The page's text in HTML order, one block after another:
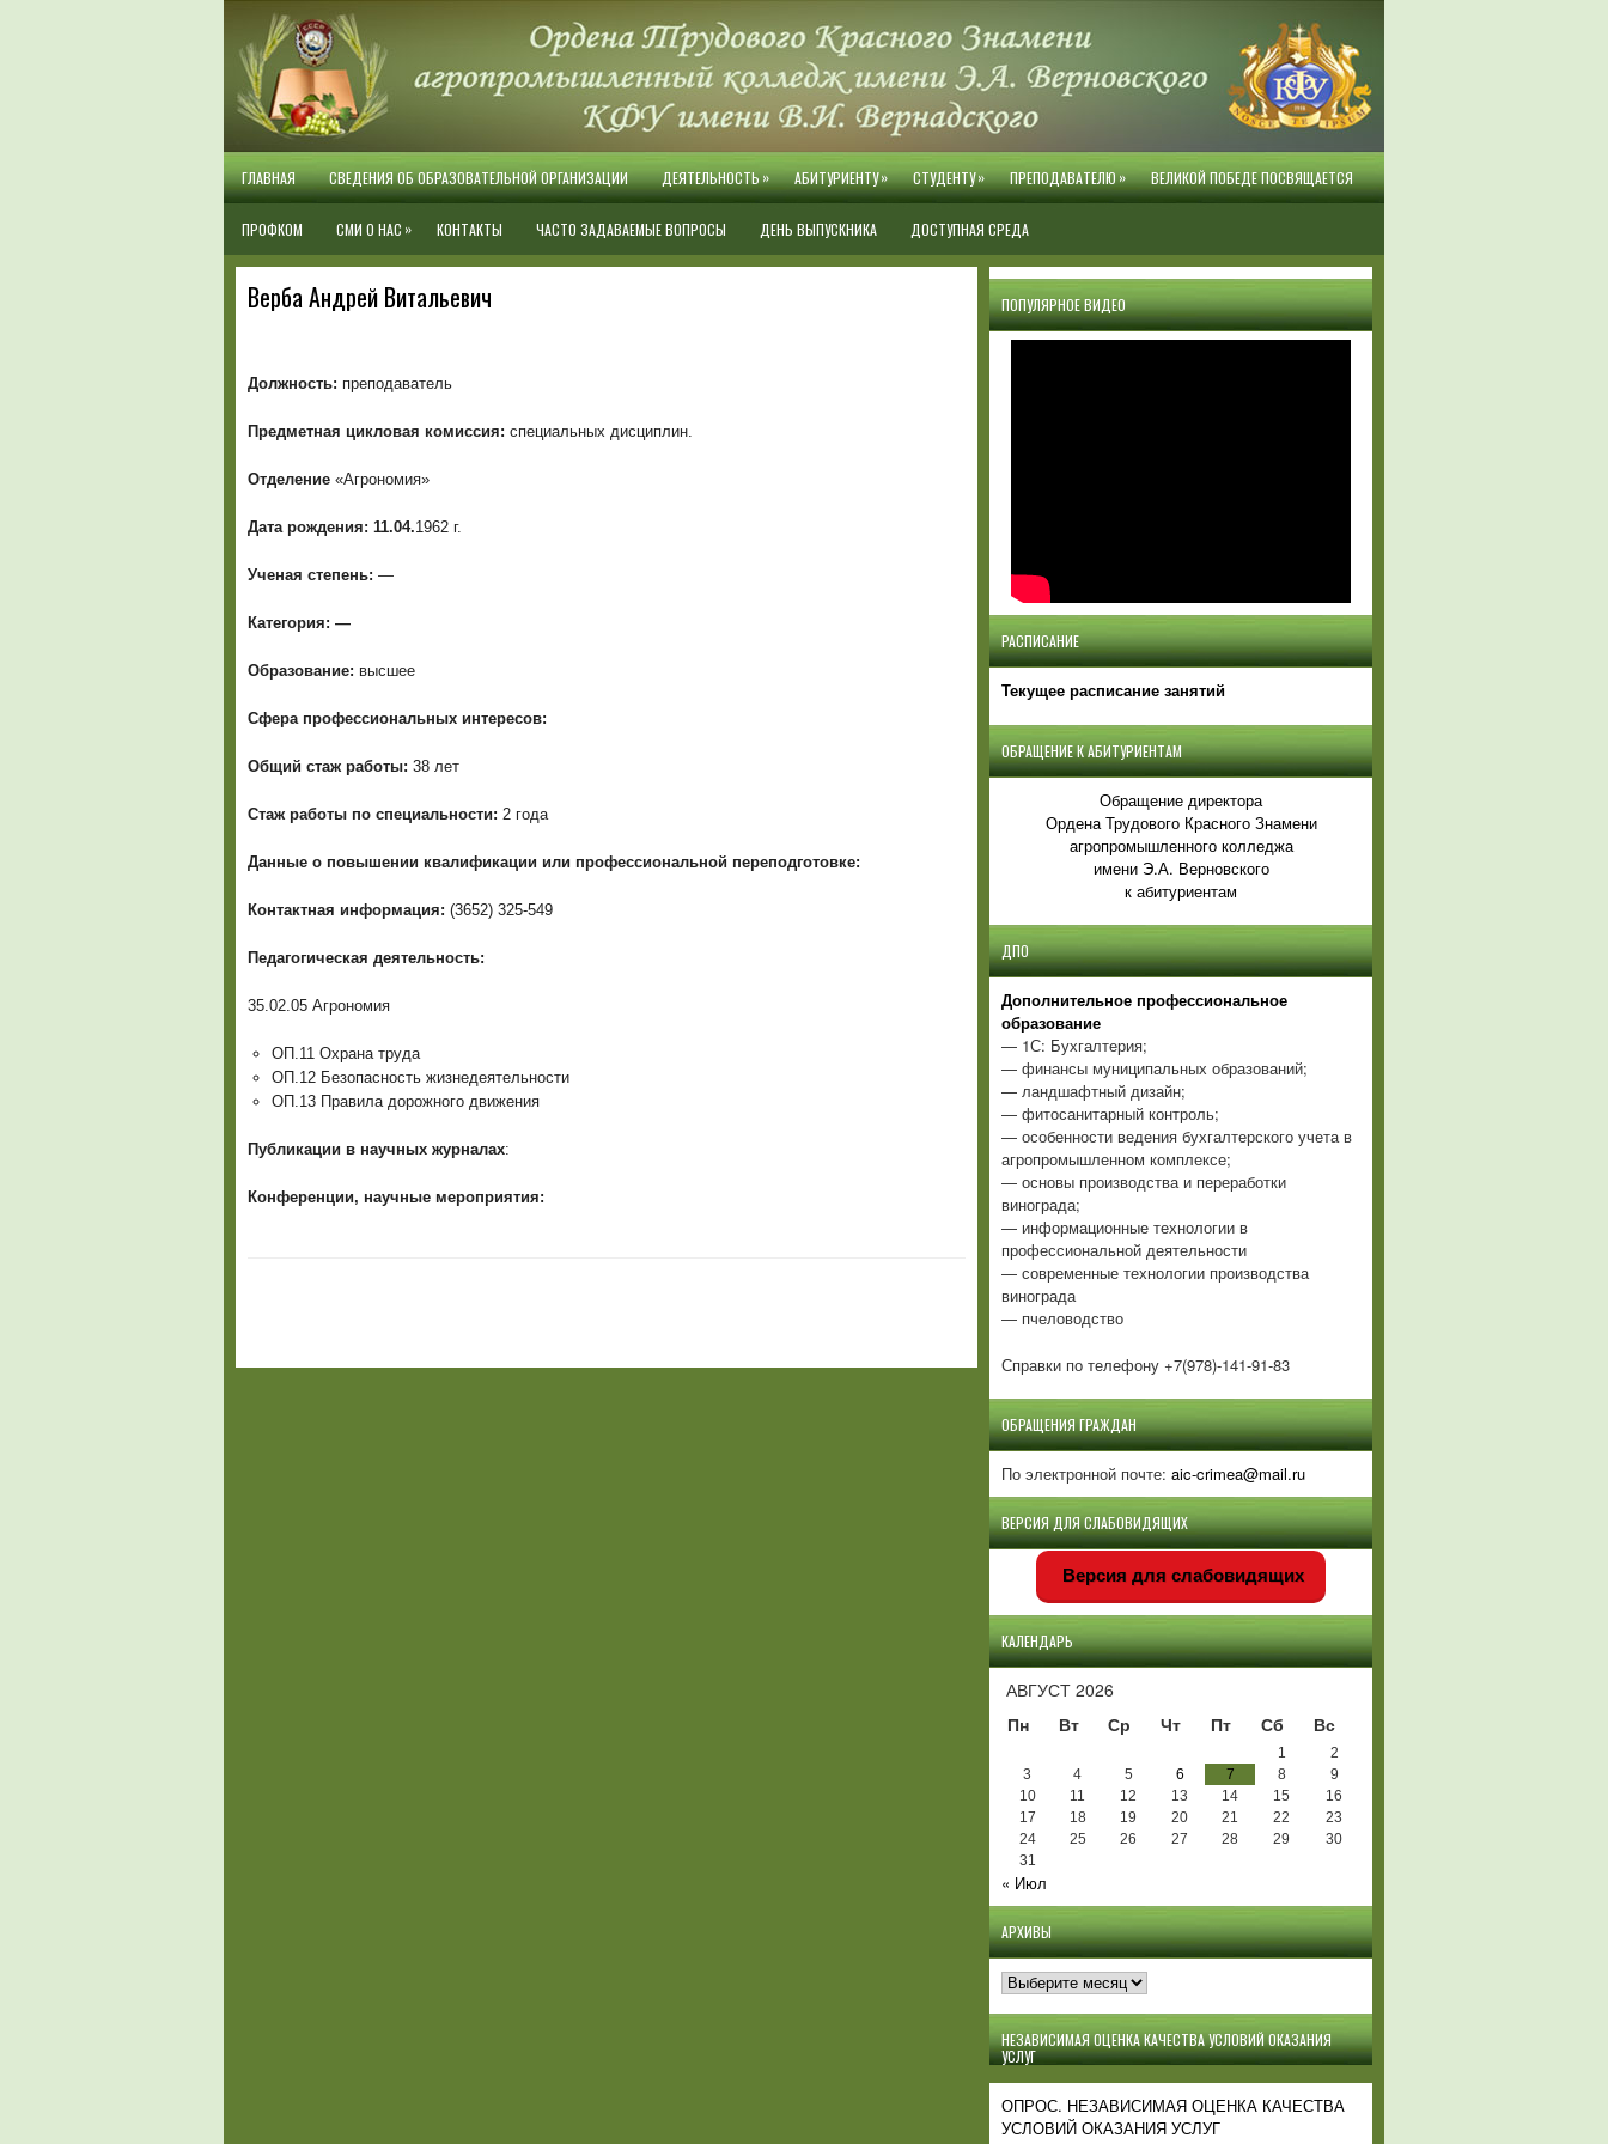
ГЛАВНАЯ СВЕДЕНИЯ ОБ ОБРАЗОВАТЕЛЬНОЙ ОРГАНИЗАЦИИ ДЕЯТЕЛЬНОСТЬ» АБИТУРИЕНТУ» СТУДЕНТУ» ПРЕПОДАВАТЕЛЮ» ВЕЛИКОЙ ПОБЕДЕ ПОСВЯЩАЕТСЯ
ПРОФКОМ СМИ О НАС » КОНТАКТЫ ЧАСТО ЗАДАВАЕМЫЕ ВОПРОСЫ ДЕНЬ ВЫПУСКНИКА ДОСТУПНАЯ СРЕДА
Верба Андрей Витальевич
Должность: преподаватель
Предметная цикловая комиссия: специальных дисциплин.
Отделение «Агрономия»
Дата рождения: 11.04.1962 г.
Ученая степень: —
Категория: —
Образование: высшее
Сфера профессиональных интересов:
Общий стаж работы: 38 лет
Стаж работы по специальности: 2 года
Данные о повышении квалификации или профессиональной переподготовке:
Контактная информация: (3652) 325-549
Педагогическая деятельность:
35.02.05 Агрономия
ОП.11 Охрана труда
ОП.12 Безопасность жизнедеятельности
ОП.13 Правила дорожного движения
Публикации в научных журналах:
Конференции, научные мероприятия:
ПОПУЛЯРНОЕ ВИДЕО
РАСПИСАНИЕ
Текущее расписание занятий
ОБРАЩЕНИЕ К АБИТУРИЕНТАМ
Обращение директора
Ордена Трудового Красного Знамени
агропромышленного колледжа
имени Э.А. Верновского
к абитуриентам
ДПО
Дополнительное профессиональное
образование
— 1С: Бухгалтерия;
— финансы муниципальных образований;
— ландшафтный дизайн;
— фитосанитарный контроль;
— особенности ведения бухгалтерского учета в
агропромышленном комплексе;
— основы производства и переработки
винограда;
— информационные технологии в
профессиональной деятельности
— современные технологии производства
винограда
— пчеловодство
Справки по телефону +7(978)-141-91-83
ОБРАЩЕНИЯ ГРАЖДАН
По электронной почте: aic-crimea@mail.ru
ВЕРСИЯ ДЛЯ СЛАБОВИДЯЩИХ
Версия для слабовидящих
КАЛЕНДАРЬ
АВГУСТ 2026
Пн
Вт Ср Чт Пт Сб Вс
1
2
3
4 5 6 7 8
9
10
11 12 13 14 15
16
17
18 19 20 21 22
23
24
25 26 27 28 29
30
31
« Июл
АРХИВЫ
Архивы
НЕЗАВИСИМАЯ ОЦЕНКА КАЧЕСТВА УСЛОВИЙ ОКАЗАНИЯ
УСЛУГ
ОПРОС. НЕЗАВИСИМАЯ ОЦЕНКА КАЧЕСТВА
УСЛОВИЙ ОКАЗАНИЯ УСЛУГ